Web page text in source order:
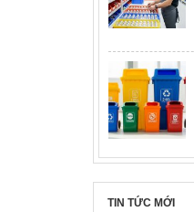
TIN TỨC MỚI